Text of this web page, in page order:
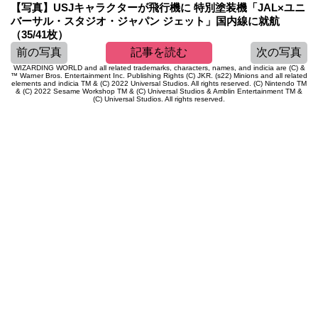
【写真】USJキャラクターが飛行機に 特別塗装機「JAL×ユニ
バーサル・スタジオ・ジャパン ジェット」国内線に就航
（35/41枚）
前の写真
記事を読む 次の写真
WIZARDING WORLD and all related trademarks, characters, names, and indicia are (C) &
™ Warner Bros. Entertainment Inc. Publishing Rights (C) JKR. (s22) Minions and all related
elements and indicia TM & (C) 2022 Universal Studios. All rights reserved. (C) Nintendo TM
& (C) 2022 Sesame Workshop TM & (C) Universal Studios & Amblin Entertainment TM &
(C) Universal Studios. All rights reserved.